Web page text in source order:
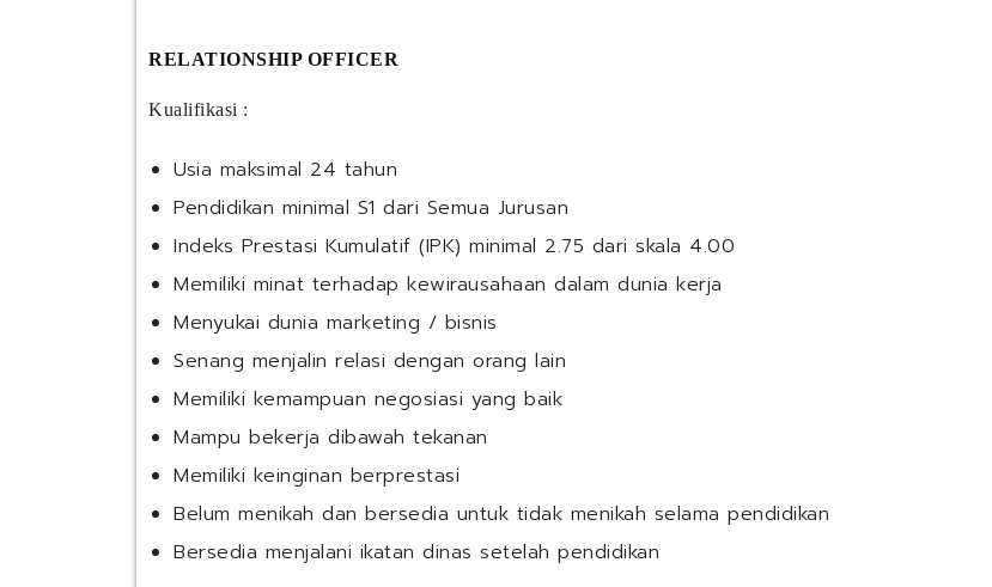
RELATIONSHIP OFFICER
Kualifikasi :
Usia maksimal 24 tahun
Pendidikan minimal S1 dari Semua Jurusan
Indeks Prestasi Kumulatif (IPK) minimal 2.75 dari skala 4.00
Memiliki minat terhadap kewirausahaan dalam dunia kerja
Menyukai dunia marketing / bisnis
Senang menjalin relasi dengan orang lain
Memiliki kemampuan negosiasi yang baik
Mampu bekerja dibawah tekanan
Memiliki keinginan berprestasi
Belum menikah dan bersedia untuk tidak menikah selama pendidikan
Bersedia menjalani ikatan dinas setelah pendidikan